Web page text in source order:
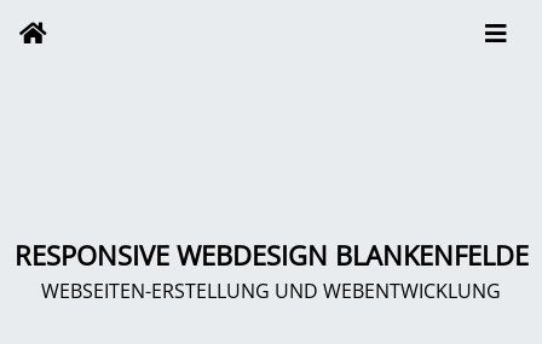
RESPONSIVE WEBDESIGN BLANKENFELDE
WEBSEITEN-ERSTELLUNG UND WEBENTWICKLUNG